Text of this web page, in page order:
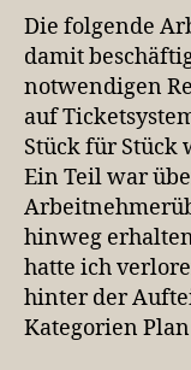
Die folgende
damit
notwendigen
auf
Stück für Stück
Ein Teil war
hinweg
hatte ich
hinter der
Kategorien